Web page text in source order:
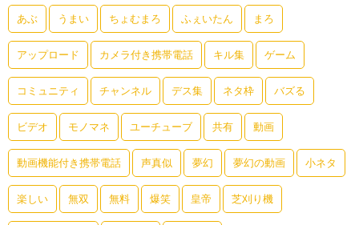
あぶ うまい ちょむまろ ふぇいたん まろ
アップロード カメラ付き携帯電話 キル集 ゲーム
コミュニティ チャンネル デス集 ネタ枠 バズる
ビデオ モノマネ ユーチューブ 共有 動画
動画機能付き携帯電話 声真似 夢幻 夢幻の動画 小ネタ
楽しい 無双 無料 爆笑 皇帝 芝刈り機